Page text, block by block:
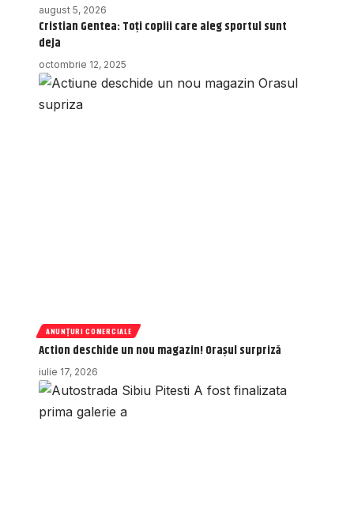
august 5, 2026
Cristian Gentea: Toți copiii care aleg sportul sunt
deja
octombrie 12, 2025
ANUNȚURI COMERCIALE
Action deschide un nou magazin! Orașul surpriză
iulie 17, 2026